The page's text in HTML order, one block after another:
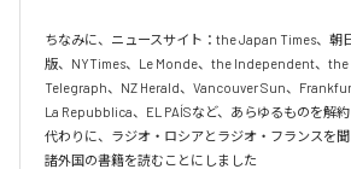
ちなみに、ニュースサイト：the Japan Times、朝
版、NYTimes、Le Monde、the Independent、
Telegraph、NZ Herald、Vancouver Sun、
La Repubblica、EL PAÍSなど、あらゆるものを解
代わりに、ラジオ・ロシアとラジオ・フランスを聞
諸外国の書籍を読むことにしました